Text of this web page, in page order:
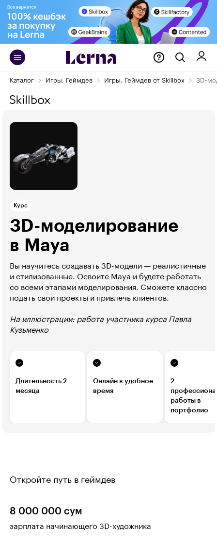
Каталог Игры. Геймдев Игры. Геймдев от Skillbox 3D-
Курс
3D-моделирование
в Maya
Вы научитесь создавать 3D-модели — реалистичные
и стилизованные. Освоите Maya и будете работать
со всеми этапами моделирования. Сможете классно
подать свои проекты и привлечь клиентов.
На иллюстрации: работа участника курса Павла
Кузьменко
Длительность 2
месяца
Онлайн в удобное
время
2
работы в
портфолио
Откройте путь в геймдев
8 000 000 сум
зарплата начинающего 3D-художника